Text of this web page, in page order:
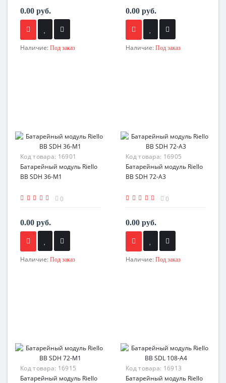
0.00 руб.
Наличие: Под заказ
0.00 руб.
Наличие: Под заказ
Код товара: 16901
Батарейный модуль Riello
BB SDH 36-M1
0
0.00 руб.
Наличие: Под заказ
Код товара: 16905
Батарейный модуль Riello
BB SDH 72-A3
0
0.00 руб.
Наличие: Под заказ
Код товара: 16915
Батарейный модуль Riello
Код товара: 16913
Батарейный модуль Riello